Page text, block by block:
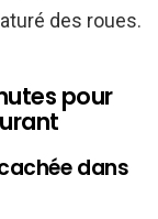
des roues.
pour
dans